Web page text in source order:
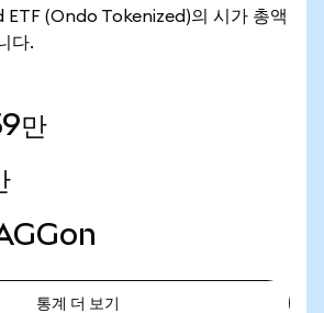
(Ondo Tokenized)의 시가 총액
다.
만
통계 더 보기